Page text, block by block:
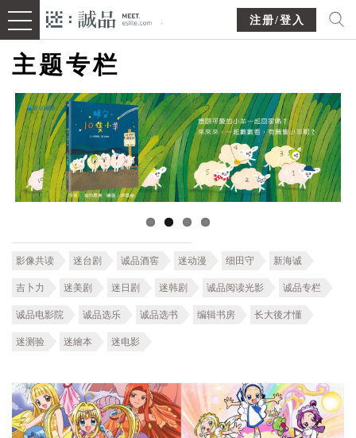
注册/登入
主题专栏
影像共读 迷台剧 诚品酒窖 迷动漫 细田守 新海诚
吉卜力 迷美剧 迷日剧 迷韩剧 诚品阅读光影 诚品专栏
诚品电影院 诚品选乐 诚品选书 编辑书房 长大後才懂
迷测验 迷繪本 迷电影